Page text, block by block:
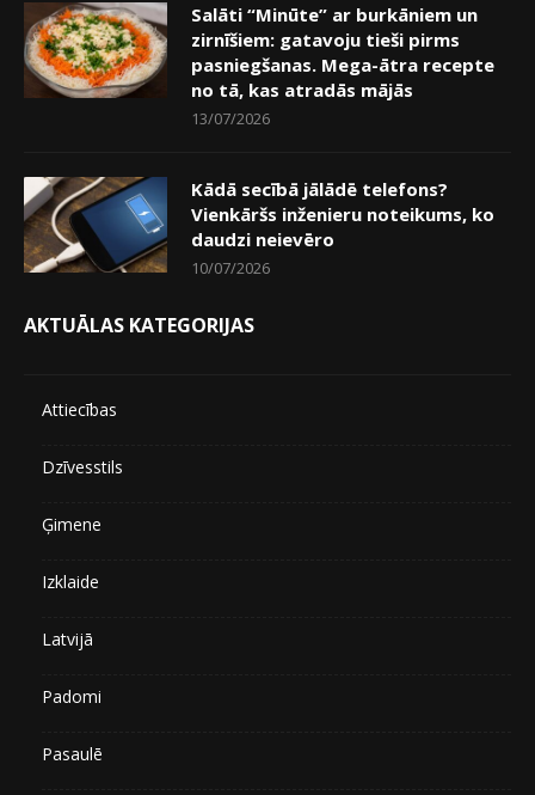
Salāti “Minūte” ar burkāniem un
zirnīšiem: gatavoju tieši pirms
pasniegšanas. Mega-ātra recepte
no tā, kas atradās mājās
13/07/2026
Kādā secībā jālādē telefons?
Vienkāršs inženieru noteikums, ko
daudzi neievēro
10/07/2026
AKTUĀLAS KATEGORIJAS
Attiecības
Dzīvesstils
Ģimene
Izklaide
Latvijā
Padomi
Pasaulē